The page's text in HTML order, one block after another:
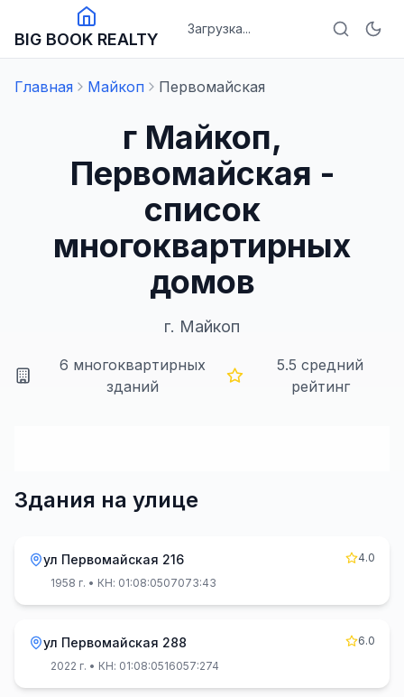
BIG BOOK REALTY
Загрузка...
Главная Майкоп Первомайская
г Майкоп,
Первомайская -
список
многоквартирных
домов
г. Майкоп
6 многоквартирных
зданий
5.5 средний
рейтинг
Здания на улице
ул Первомайская 216
4.0
1958 г. • КН: 01:08:0507073:43
ул Первомайская 288
6.0
2022 г. • КН: 01:08:0516057:274